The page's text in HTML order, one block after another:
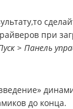
при
> Панель
до конца.